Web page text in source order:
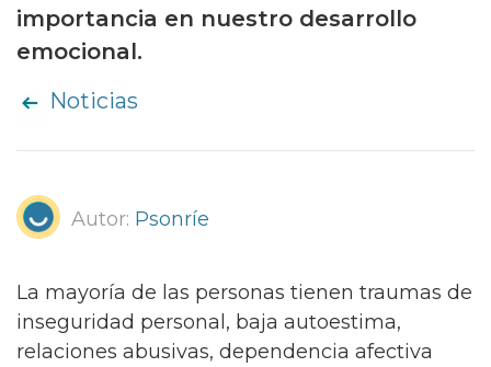
importancia en nuestro desarrollo
emocional.
Noticias
Autor: Psonríe
La mayoría de las personas tienen traumas de
inseguridad personal, baja autoestima,
relaciones abusivas, dependencia afectiva